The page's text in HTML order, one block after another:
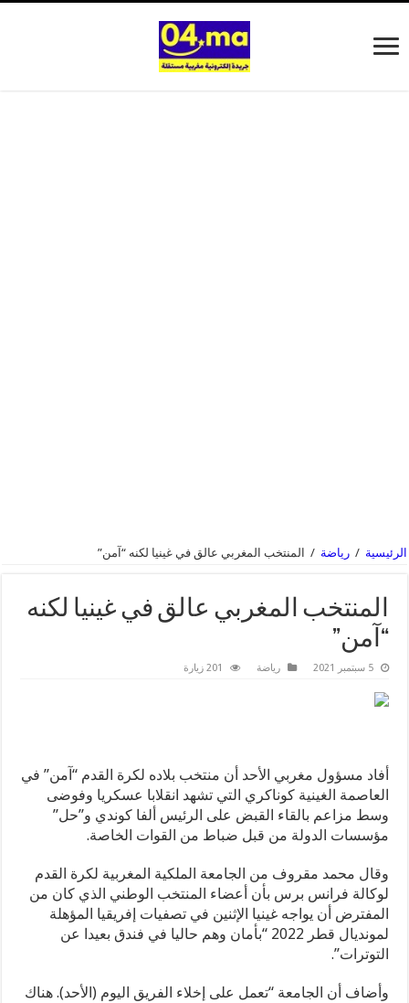
الرئيسية / رياضة / المنتخب المغربي عالق في غينيا لكنه “آمن”
المنتخب المغربي عالق في غينيا لكنه
“آمن”
5 سبتمبر 2021 رياضة 201 زيارة
أفاد مسؤول مغربي الأحد أن منتخب بلاده لكرة القدم “آمن” في
العاصمة الغينية كوناكري التي تشهد انقلابا عسكريا وفوضى
وسط مزاعم بالقاء القبض على الرئيس ألفا كوندي و”حل”
مؤسسات الدولة من قبل ضباط من القوات الخاصة.
وقال محمد مقروف من الجامعة الملكية المغربية لكرة القدم
لوكالة فرانس برس بأن أعضاء المنتخب الوطني الذي كان من
المفترض أن يواجه غينيا الإثنين في تصفيات إفريقيا المؤهلة
لمونديال قطر 2022 “بأمان وهم حاليا في فندق بعيدا عن
التوترات”.
وأضاف أن الجامعة “تعمل على إخلاء الفريق اليوم (الأحد). هناك